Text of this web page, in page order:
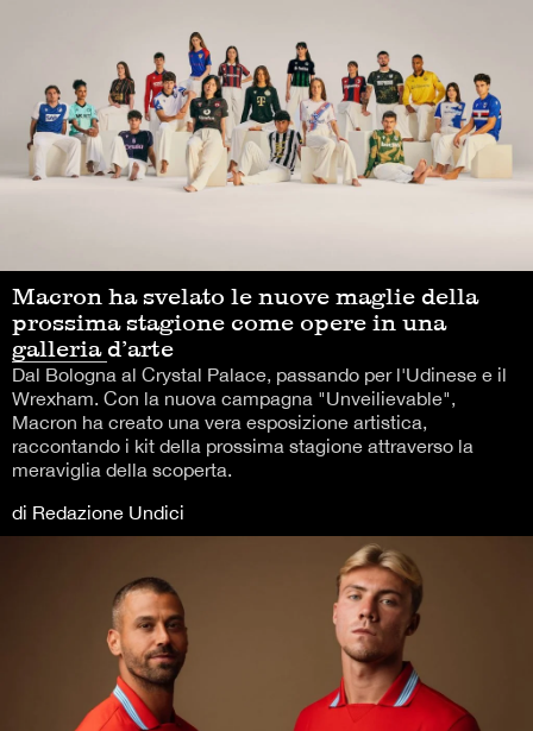
Macron ha svelato le nuove maglie della
prossima stagione come opere in una
galleria d’arte
Dal Bologna al Crystal Palace, passando per l'Udinese e il
Wrexham. Con la nuova campagna "Unveilievable",
Macron ha creato una vera esposizione artistica,
raccontando i kit della prossima stagione attraverso la
meraviglia della scoperta.
di Redazione Undici